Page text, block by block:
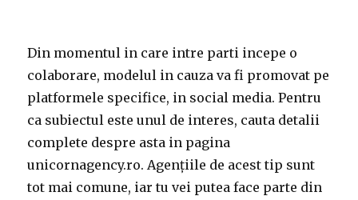
Din momentul in care intre parti incepe o
colaborare, modelul in cauza va fi promovat pe
platformele specifice, in social media. Pentru
ca subiectul este unul de interes, cauta detalii
complete despre asta in pagina
unicornagency.ro. Agențiile de acest tip sunt
tot mai comune, iar tu vei putea face parte din